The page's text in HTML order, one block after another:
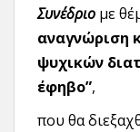
Συνέδριο με
αναγνώριση
ψυχικών
έφηβο”,
που θα